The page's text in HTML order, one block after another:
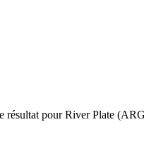
résultat pour River Plate